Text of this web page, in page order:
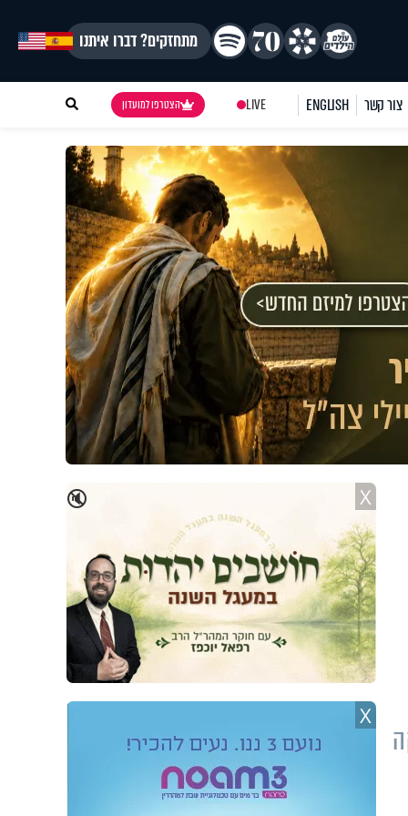
מתחזקים? דברו איתנו
צור קשר ENGLISH
LIVE הצטרפו למועדון
🔇 X
X